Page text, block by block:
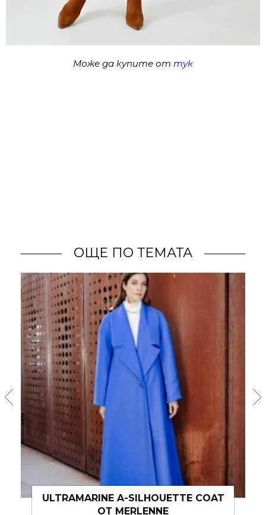
Може да купите от тук
ОЩЕ ПО ТЕМАТА
A-SILHOUETTE COAT
LINEN HIGH